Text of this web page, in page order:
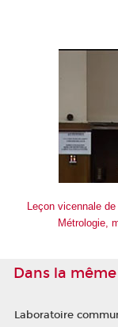
Leçon vicennale
Métrologie,
Dans la
Laboratoire